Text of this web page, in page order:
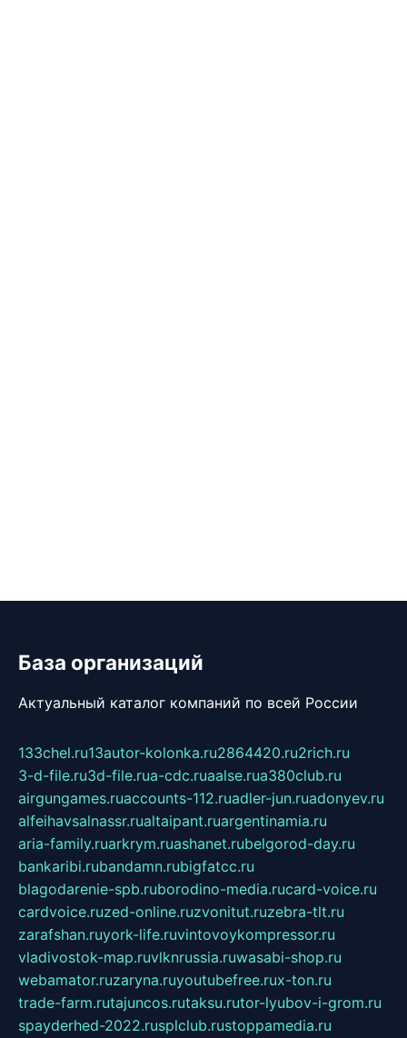
База организаций
Актуальный каталог компаний по всей России
133chel.ru13autor-kolonka.ru2864420.ru2rich.ru
3-d-file.ru3d-file.rua-cdc.ruaalse.rua380club.ru
airgungames.ruaccounts-112.ruadler-jun.ruadonyev.ru
alfeihavsalnassr.rualtaipant.ruargentinamia.ru
aria-family.ruarkrym.ruashanet.rubelgorod-day.ru
bankaribi.rubandamn.rubigfatcc.ru
blagodarenie-spb.ruborodino-media.rucard-voice.ru
cardvoice.ruzed-online.ruzvonitut.ruzebra-tlt.ru
zarafshan.ruyork-life.ruvintovoykompressor.ru
vladivostok-map.ruvlknrussia.ruwasabi-shop.ru
webamator.ruzaryna.ruyoutubefree.rux-ton.ru
trade-farm.rutajuncos.rutaksu.rutor-lyubov-i-grom.ru
spayderhed-2022.rusplclub.rustoppamedia.ru